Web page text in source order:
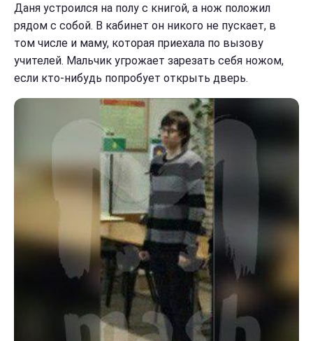
Даня устроился на полу с книгой, а нож положил
рядом с собой. В кабинет он никого не пускает, в
том числе и маму, которая приехала по вызову
учителей. Мальчик угрожает зарезать себя ножом,
если кто-нибудь попробует открыть дверь.